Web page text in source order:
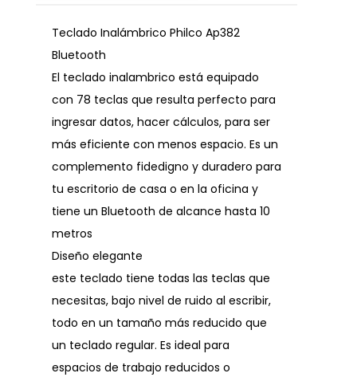
Teclado Inalámbrico Philco Ap382
Bluetooth
El teclado inalambrico está equipado
con 78 teclas que resulta perfecto para
ingresar datos, hacer cálculos, para ser
más eficiente con menos espacio. Es un
complemento fidedigno y duradero para
tu escritorio de casa o en la oficina y
tiene un Bluetooth de alcance hasta 10
metros
Diseño elegante
este teclado tiene todas las teclas que
necesitas, bajo nivel de ruido al escribir,
todo en un tamaño más reducido que
un teclado regular. Es ideal para
espacios de trabajo reducidos o